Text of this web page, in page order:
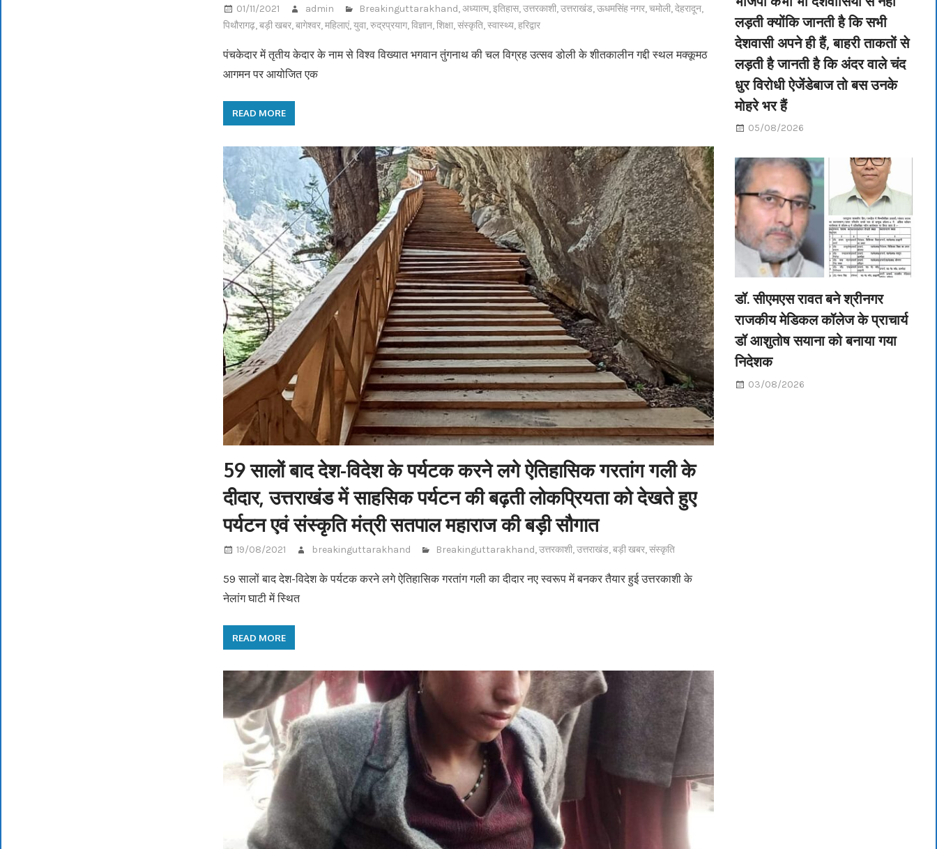
01/11/2021 admin Breakinguttarakhand,अध्यात्म,इतिहास,उत्तरकाशी,उत्तराखंड,ऊधमसिंह नगर,चमोली,देहरादून,
पिथौरागढ़,बड़ी खबर,बागेश्वर,महिलाएं,युवा,रुद्रप्रयाग,विज्ञान,शिक्षा,संस्कृति,स्वास्थ्य,हरिद्वार
पंचकेदार में तृतीय केदार के नाम से विश्व विख्यात भगवान तुंगनाथ की चल विग्रह उत्सव डोली के शीतकालीन गद्दी स्थल मक्कूमठ
आगमन पर आयोजित एक
READ MORE
59 सालों बाद देश-विदेश के पर्यटक करने लगे ऐतिहासिक गरतांग गली के
दीदार, उत्तराखंड में साहसिक पर्यटन की बढ़ती लोकप्रियता को देखते हुए
पर्यटन एवं संस्कृति मंत्री सतपाल महाराज की बड़ी सौगात
19/08/2021 breakinguttarakhand Breakinguttarakhand,उत्तरकाशी,उत्तराखंड,बड़ी खबर,संस्कृति
59 सालों बाद देश-विदेश के पर्यटक करने लगे ऐतिहासिक गरतांग गली का दीदार नए स्वरूप में बनकर तैयार हुई उत्तरकाशी के
नेलांग घाटी में स्थित
READ MORE
लड़ती क्योंकि जानती है कि सभी
देशवासी अपने ही हैं, बाहरी ताकतों से
लड़ती है जानती है कि अंदर वाले चंद
धुर विरोधी ऐजेंडेबाज तो बस उनके
मोहरे भर हैं
05/08/2026
डॉ. सीएमएस रावत बने श्रीनगर
राजकीय मेडिकल कॉलेज के प्राचार्य
डॉ आशुतोष सयाना को बनाया गया
निदेशक
03/08/2026